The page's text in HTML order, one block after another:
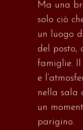
Ma una
solo ciò
un luogo
del posto,
famiglie. Il
e
nella sala
un
parigino.